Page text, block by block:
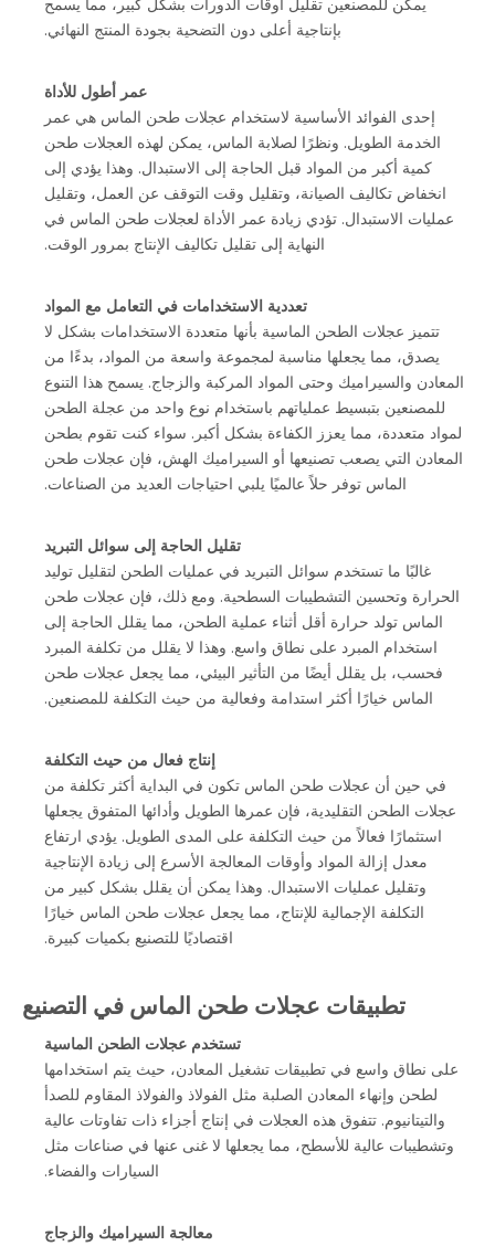
بإنتاجية أعلى دون التضحية بجودة المنتج النهائي.
عمر أطول للأداة
إحدى الفوائد الأساسية لاستخدام عجلات طحن الماس هي عمر
الخدمة الطويل. ونظرًا لصلابة الماس، يمكن لهذه العجلات طحن
كمية أكبر من المواد قبل الحاجة إلى الاستبدال. وهذا يؤدي إلى
انخفاض تكاليف الصيانة، وتقليل وقت التوقف عن العمل، وتقليل
عمليات الاستبدال. تؤدي زيادة عمر الأداة لعجلات طحن الماس في
النهاية إلى تقليل تكاليف الإنتاج بمرور الوقت.
تعددية الاستخدامات في التعامل مع المواد
تتميز عجلات الطحن الماسية بأنها متعددة الاستخدامات بشكل لا
يصدق، مما يجعلها مناسبة لمجموعة واسعة من المواد، بدءًا من
المعادن والسيراميك وحتى المواد المركبة والزجاج. يسمح هذا التنوع
للمصنعين بتبسيط عملياتهم باستخدام نوع واحد من عجلة الطحن
لمواد متعددة، مما يعزز الكفاءة بشكل أكبر. سواء كنت تقوم بطحن
المعادن التي يصعب تصنيعها أو السيراميك الهش، فإن عجلات طحن
الماس توفر حلاً عالميًا يلبي احتياجات العديد من الصناعات.
تقليل الحاجة إلى سوائل التبريد
غالبًا ما تستخدم سوائل التبريد في عمليات الطحن لتقليل توليد
الحرارة وتحسين التشطيبات السطحية. ومع ذلك، فإن عجلات طحن
الماس تولد حرارة أقل أثناء عملية الطحن، مما يقلل الحاجة إلى
استخدام المبرد على نطاق واسع. وهذا لا يقلل من تكلفة المبرد
فحسب، بل يقلل أيضًا من التأثير البيئي، مما يجعل عجلات طحن
الماس خيارًا أكثر استدامة وفعالية من حيث التكلفة للمصنعين.
إنتاج فعال من حيث التكلفة
في حين أن عجلات طحن الماس تكون في البداية أكثر تكلفة من
عجلات الطحن التقليدية، فإن عمرها الطويل وأدائها المتفوق يجعلها
استثمارًا فعالاً من حيث التكلفة على المدى الطويل. يؤدي ارتفاع
معدل إزالة المواد وأوقات المعالجة الأسرع إلى زيادة الإنتاجية
وتقليل عمليات الاستبدال. وهذا يمكن أن يقلل بشكل كبير من
التكلفة الإجمالية للإنتاج، مما يجعل عجلات طحن الماس خيارًا
اقتصاديًا للتصنيع بكميات كبيرة.
تطبيقات عجلات طحن الماس في التصنيع
تستخدم عجلات الطحن الماسية
على نطاق واسع في تطبيقات تشغيل المعادن، حيث يتم استخدامها
لطحن وإنهاء المعادن الصلبة مثل الفولاذ والفولاذ المقاوم للصدأ
والتيتانيوم. تتفوق هذه العجلات في إنتاج أجزاء ذات تفاوتات عالية
وتشطيبات عالية للأسطح، مما يجعلها لا غنى عنها في صناعات مثل
السيارات والفضاء.
معالجة السيراميك والزجاج